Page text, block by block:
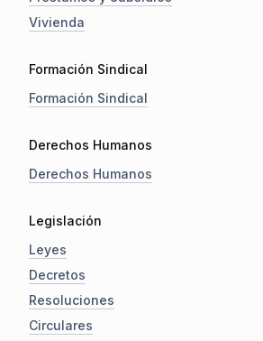
Vivienda
Formación Sindical
Formación Sindical
Derechos Humanos
Derechos Humanos
Legislación
Leyes
Decretos
Resoluciones
Circulares